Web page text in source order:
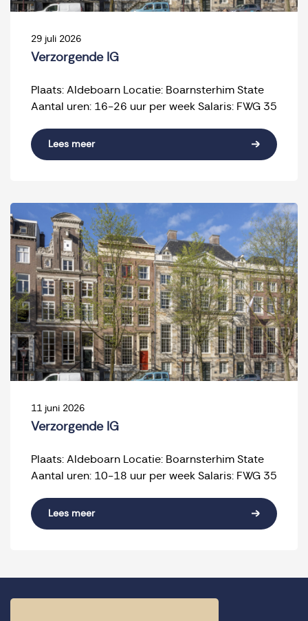
29 juli 2026
Verzorgende IG
Plaats: Aldeboarn Locatie: Boarnsterhim State
Aantal uren: 16-26 uur per week Salaris: FWG 35
Lees meer
11 juni 2026
Verzorgende IG
Plaats: Aldeboarn Locatie: Boarnsterhim State
Aantal uren: 10-18 uur per week Salaris: FWG 35
Lees meer